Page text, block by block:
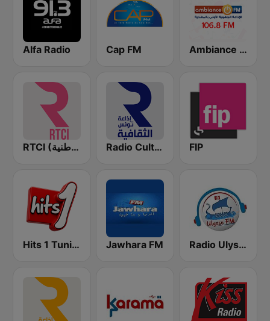
Alfa Radio Cap FM Ambiance FM
RTCI (الإذاعة الوطنية) Radio Culturelle Tunisie (إذاعة تونس الثقافية ) FIP
Hits 1 Tunisie Jawhara FM Radio Ulysse FM